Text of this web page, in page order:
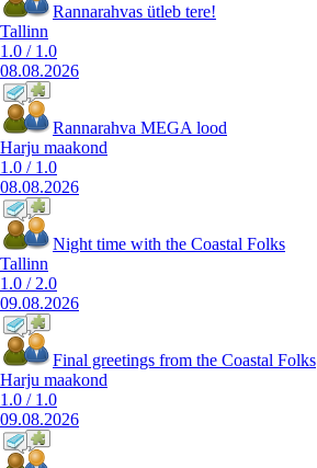
Rannarahvas ütleb tere!
Tallinn
1.0 / 1.0
08.08.2026
Rannarahva MEGA lood
Harju maakond
1.0 / 1.0
08.08.2026
Night time with the Coastal Folks
Tallinn
1.0 / 2.0
09.08.2026
Final greetings from the Coastal Folks
Harju maakond
1.0 / 1.0
09.08.2026